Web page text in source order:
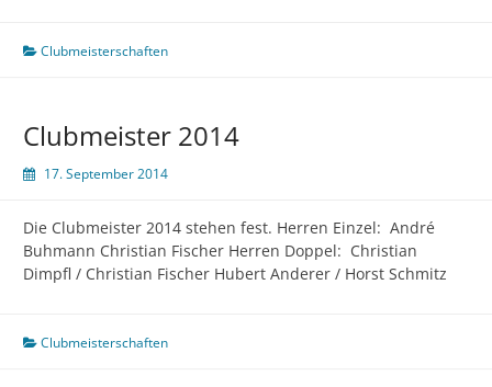
Clubmeisterschaften
Clubmeister 2014
17. September 2014
Die Clubmeister 2014 stehen fest. Herren Einzel: André
Buhmann Christian Fischer Herren Doppel: Christian
Dimpfl / Christian Fischer Hubert Anderer / Horst Schmitz
Clubmeisterschaften